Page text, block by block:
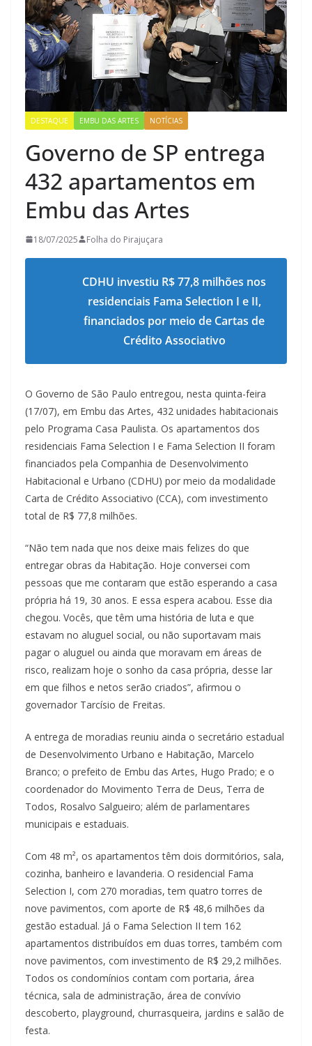
DESTAQUE EMBU DAS ARTES NOTÍCIAS
Governo de SP entrega
432 apartamentos em
Embu das Artes
18/07/2025 Folha do Pirajuçara
CDHU investiu R$ 77,8 milhões nos
residenciais Fama Selection I e II,
financiados por meio de Cartas de
Crédito Associativo
O Governo de São Paulo entregou, nesta quinta-feira
(17/07), em Embu das Artes, 432 unidades habitacionais
pelo Programa Casa Paulista. Os apartamentos dos
residenciais Fama Selection I e Fama Selection II foram
financiados pela Companhia de Desenvolvimento
Habitacional e Urbano (CDHU) por meio da modalidade
Carta de Crédito Associativo (CCA), com investimento
total de R$ 77,8 milhões.
“Não tem nada que nos deixe mais felizes do que
entregar obras da Habitação. Hoje conversei com
pessoas que me contaram que estão esperando a casa
própria há 19, 30 anos. E essa espera acabou. Esse dia
chegou. Vocês, que têm uma história de luta e que
estavam no aluguel social, ou não suportavam mais
pagar o aluguel ou ainda que moravam em áreas de
risco, realizam hoje o sonho da casa própria, desse lar
em que filhos e netos serão criados”, afirmou o
governador Tarcísio de Freitas.
A entrega de moradias reuniu ainda o secretário estadual
de Desenvolvimento Urbano e Habitação, Marcelo
Branco; o prefeito de Embu das Artes, Hugo Prado; e o
coordenador do Movimento Terra de Deus, Terra de
Todos, Rosalvo Salgueiro; além de parlamentares
municipais e estaduais.
Com 48 m², os apartamentos têm dois dormitórios, sala,
cozinha, banheiro e lavanderia. O residencial Fama
Selection I, com 270 moradias, tem quatro torres de
nove pavimentos, com aporte de R$ 48,6 milhões da
gestão estadual. Já o Fama Selection II tem 162
apartamentos distribuídos em duas torres, também com
nove pavimentos, com investimento de R$ 29,2 milhões.
Todos os condomínios contam com portaria, área
técnica, sala de administração, área de convívio
descoberto, playground, churrasqueira, jardins e salão de
festa.